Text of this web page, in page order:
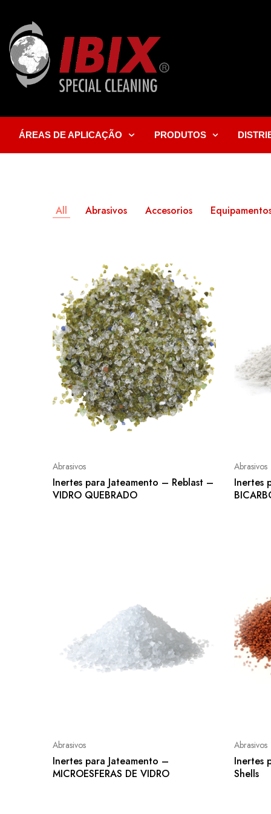
ÁREAS DE APLICAÇÃO PRODUTOS
All Abrasivos Accesorios
Abrasivos
Inertes para Jateamento – Reblast –
VIDRO QUEBRADO
Abrasivos
Inertes
Abrasivos
Inertes para Jateamento –
MICROESFERAS DE VIDRO
Abrasivos
Inertes
Shells